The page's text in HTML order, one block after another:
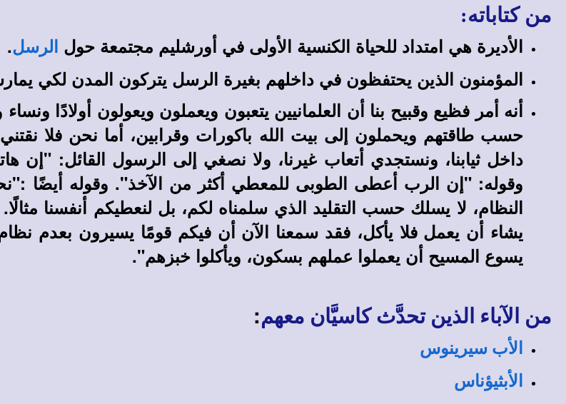
من كتاباته:
الأديرة هي امتداد للحياة الكنسية الأولى في أورشليم مجتمعة حول الرسل.
المؤمنون الذين يحتفظون في داخلهم بغيرة الرسل يتركون المدن لكي
أنه أمر فظيع وقبيح بنا أن العلمانيين يتعبون ويعملون ويعولون أولادًا
حسب طاقتهم ويحملون إلى بيت الله باكورات وقرابين، أما نحن فلا نقتني
داخل ثيابنا، ونستجدي أتعاب غيرنا، ولا نصغي إلى الرسول القائل: "إن
وقوله: "إن الرب أعطى الطوبى للمعطي أكثر من الآخذ". وقوله أيضًا
النظام، لا يسلك حسب التقليد الذي سلمناه لكم، بل لنعطيكم أنفسنا
يشاء أن يعمل فلا يأكل، فقد سمعنا الآن أن فيكم قومًا يسيرون بعدم
يسوع المسيح أن يعملوا عملهم بسكون، ويأكلوا خبزهم".
من الآباء الذين تحدَّث كاسيَّان معهم:
الأب سيرينوس
الأبثيؤناس